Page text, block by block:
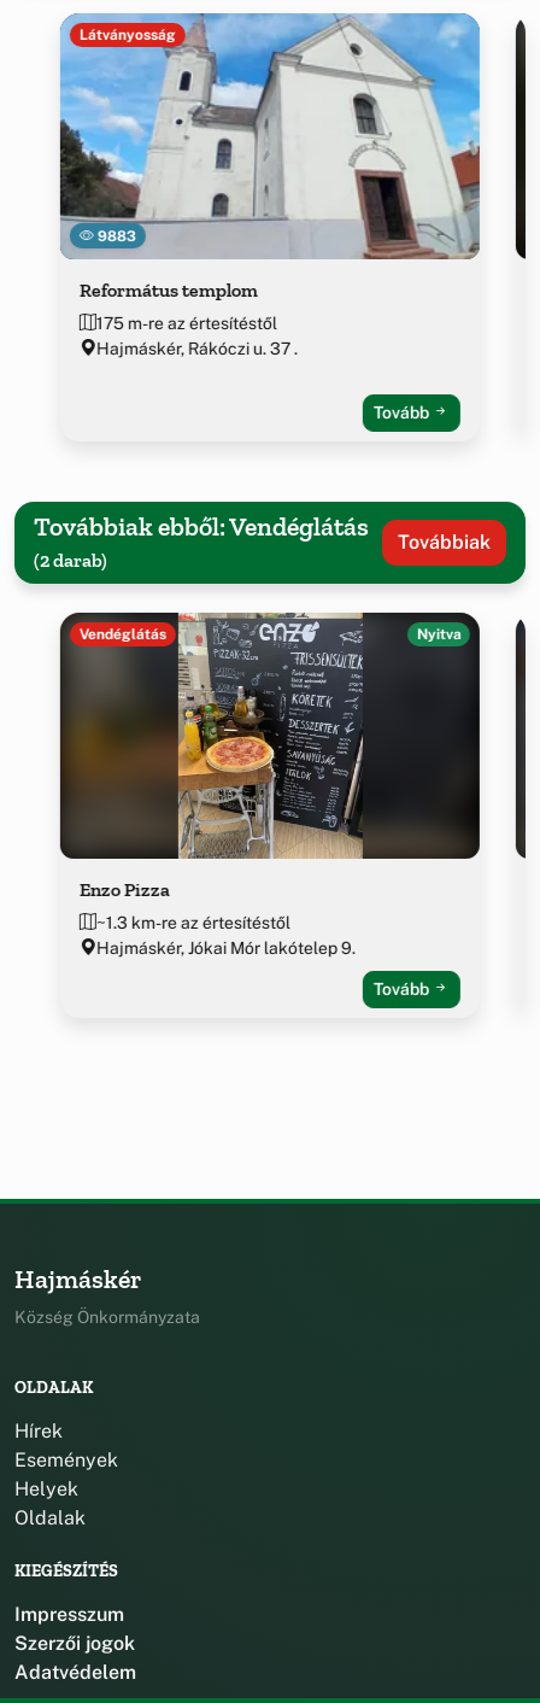
9883
Látványosság
Református templom
175 m-re az értesítéstől
Hajmáskér, Rákóczi u. 37 .
Tovább
Továbbiak ebből: Vendéglátás
(2 darab)
Továbbiak
Vendéglátás Nyitva
Enzo Pizza
~1.3 km-re az értesítéstől
Hajmáskér, Jókai Mór lakótelep 9.
Tovább
Hajmáskér
Község Önkormányzata
OLDALAK
Hírek
Események
Helyek
Oldalak
KIEGÉSZÍTÉS
Impresszum
Szerzői jogok
Adatvédelem